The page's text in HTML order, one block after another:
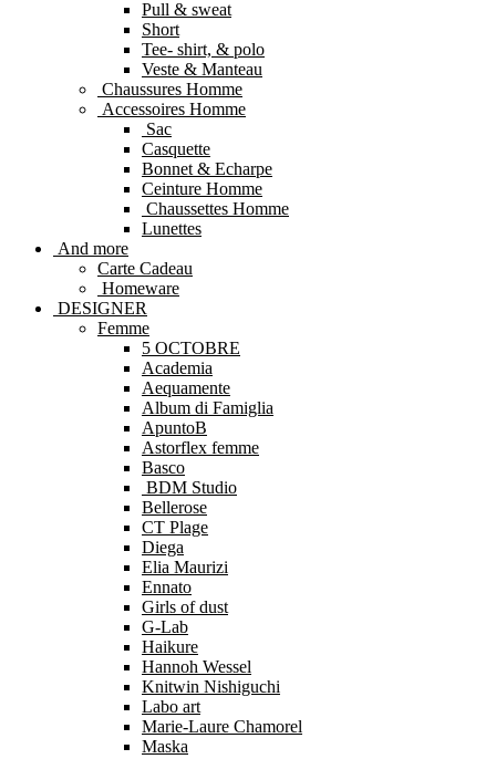
Pull & sweat
Short
Tee- shirt, & polo
Veste & Manteau
Chaussures Homme
Accessoires Homme
Sac
Casquette
Bonnet & Echarpe
Ceinture Homme
Chaussettes Homme
Lunettes
And more
Carte Cadeau
Homeware
DESIGNER
Femme
5 OCTOBRE
Academia
Aequamente
Album di Famiglia
ApuntoB
Astorflex femme
Basco
BDM Studio
Bellerose
CT Plage
Diega
Elia Maurizi
Ennato
Girls of dust
G-Lab
Haikure
Hannoh Wessel
Knitwin Nishiguchi
Labo art
Marie-Laure Chamorel
Maska